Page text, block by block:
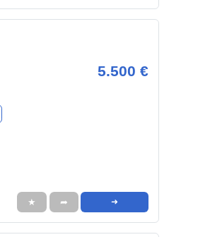
5.500 €
★ ➦ ➜